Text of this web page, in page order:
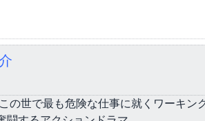
の世で最も危険な仕事に就くワーキン